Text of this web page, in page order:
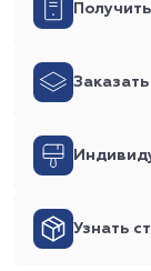
Узнать